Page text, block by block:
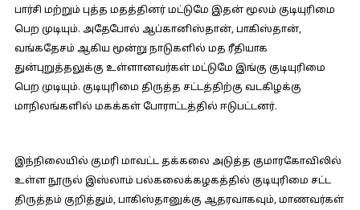
பார்சி மற்றும் புத்த மதத்தினர் மட்டுமே இதன் மூலம் குடியுரிமை
பெற முடியும். அதேபோல் ஆப்கானிஸ்தான், பாகிஸ்தான்,
வங்கதேசம் ஆகிய மூன்று நாடுகளில் மத ரீதியாக
துன்புறுத்தலுக்கு உள்ளானவர்கள் மட்டுமே இங்கு குடியுரிமை
பெற முடியும். குடியுரிமை திருத்த சட்டத்திற்கு வடகிழக்கு
மாநிலங்களில் மகக்கள் போராட்டத்தில் ஈடுபட்டனர்.
இந்நிலையில் குமரி மாவட்ட தக்கலை அடுத்த குமாரகோவிலில்
உள்ள நூருல் இஸ்லாம் பல்கலைக்கழகத்தில் குடியுரிமை சட்ட
திருத்தம் குறித்தும், பாகிஸ்தானுக்கு ஆதரவாகவும், மாணவர்கள்